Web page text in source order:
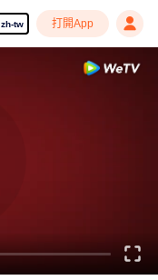
zh-tw 打開App